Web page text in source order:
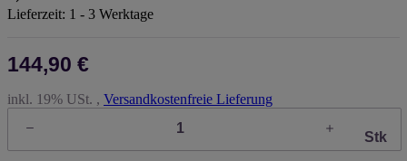
Lieferzeit: 1 - 3 Werktage
144,90 €
inkl. 19% USt. , Versandkostenfreie Lieferung
Stk